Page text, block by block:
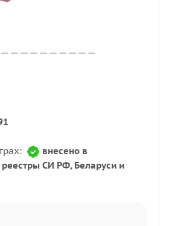
внесено в
реестры СИ РФ, Беларуси и